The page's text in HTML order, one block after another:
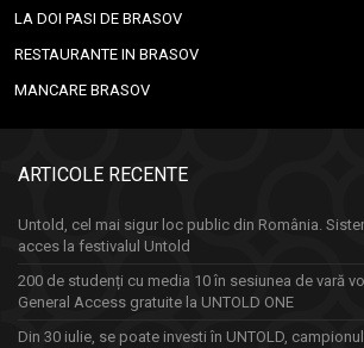
LA DOI PASI DE BRASOV
RESTAURANTE IN BRASOV
MANCARE BRASOV
ARTICOLE RECENTE
Untold, cel mai sigur loc public din România.
acces la festivalul Untold
200 de studenți cu media 10 în sesiunea de vară
General Access gratuite la UNTOLD ONE
Din 30 iulie, se poate investi în UNTOLD,